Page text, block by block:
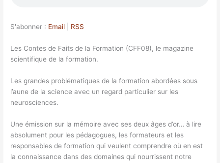
S'abonner : Email RSS
Les Contes de Faits de la Formation (CFF08), le magazine
scientifique de la formation.
Les grandes problématiques de la formation abordées sous
l’aune de la science avec un regard particulier sur les
neurosciences.
Une émission sur la mémoire avec ses deux âges d’or… à lire
absolument pour les pédagogues, les formateurs et les
responsables de formation qui veulent comprendre où en est
la connaissance dans des domaines qui nourrissent notre